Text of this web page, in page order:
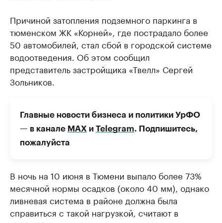
Причиной затопления подземного паркинга в
тюменском ЖК «Корней», где пострадало более
50 автомобилей, стал сбой в городской системе
водоотведения. Об этом сообщил
представитель застройщика «Твелл» Сергей
Зольников.
Главные новости бизнеса и политики УрФО
— в канале МАХ и Telegram. Подпишитесь,
пожалуйста
В ночь на 10 июня в Тюмени выпало более 73%
месячной нормы осадков (около 40 мм), однако
ливневая система в районе должна была
справиться с такой нагрузкой, считают в